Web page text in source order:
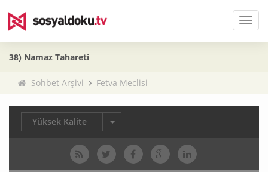
Menü
38) Namaz Tahareti
Sohbet Arşivi Fetva Meclisi
Yüksek Kalite